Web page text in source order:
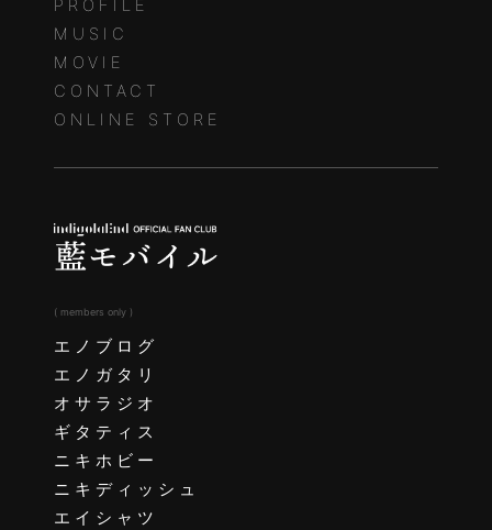
PROFILE
MUSIC
MOVIE
CONTACT
ONLINE STORE
( members only )
エノブログ
エノガタリ
オサラジオ
ギタティス
ニキホビー
ニキディッシュ
エイシャツ